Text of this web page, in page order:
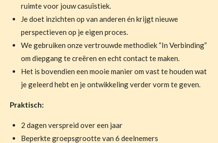
ruimte voor jouw casuïstiek.
Je doet inzichten op van anderen én krijgt nieuwe
perspectieven op je eigen proces.
We gebruiken onze vertrouwde methodiek “In Verbinding”
om diepgang te creëren en echt contact te maken.
Het is bovendien een mooie manier om vast te houden wat
je geleerd hebt en je ontwikkeling verder vorm te geven.
Praktisch:
2 dagen verspreid over een jaar
Beperkte groepsgrootte van 6 deelnemers